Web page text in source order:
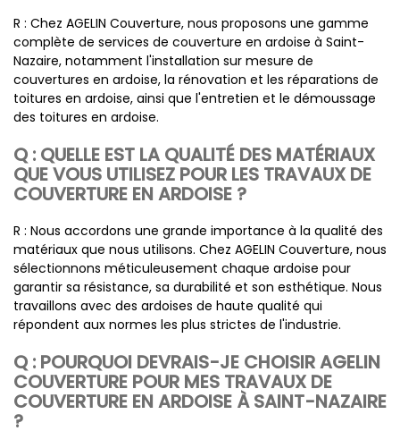
R : Chez AGELIN Couverture, nous proposons une gamme
complète de services de couverture en ardoise à Saint-
Nazaire, notamment l'installation sur mesure de
couvertures en ardoise, la rénovation et les réparations de
toitures en ardoise, ainsi que l'entretien et le démoussage
des toitures en ardoise.
Q : QUELLE EST LA QUALITÉ DES MATÉRIAUX
QUE VOUS UTILISEZ POUR LES TRAVAUX DE
COUVERTURE EN ARDOISE ?
R : Nous accordons une grande importance à la qualité des
matériaux que nous utilisons. Chez AGELIN Couverture, nous
sélectionnons méticuleusement chaque ardoise pour
garantir sa résistance, sa durabilité et son esthétique. Nous
travaillons avec des ardoises de haute qualité qui
répondent aux normes les plus strictes de l'industrie.
Q : POURQUOI DEVRAIS-JE CHOISIR AGELIN
COUVERTURE POUR MES TRAVAUX DE
COUVERTURE EN ARDOISE À SAINT-NAZAIRE
?